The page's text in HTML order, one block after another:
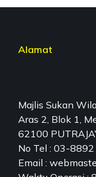
Alamat
Majlis Sukan
Aras 2, Blok 1,
62100
No Tel : 03-
Email :